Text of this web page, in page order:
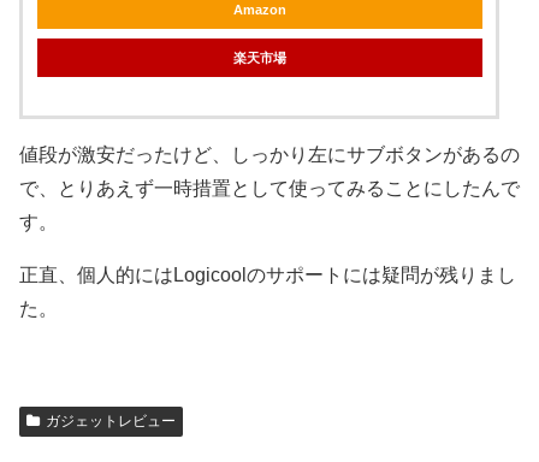
Amazon
楽天市場
値段が激安だったけど、しっかり左にサブボタンがあるの
で、とりあえず一時措置として使ってみることにしたんで
す。
正直、個人的にはLogicoolのサポートには疑問が残りまし
た。
ガジェットレビュー